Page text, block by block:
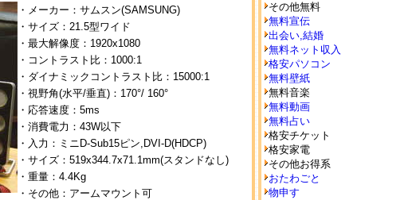
・メーカー：サムスン(SAMSUNG)
・サイズ：21.5型ワイド
・最大解像度：1920x1080
・コントラスト比：1000:1
・ダイナミックコントラスト比：15000:1
・視野角(水平/垂直)：170°/ 160°
・応答速度：5ms
・消費電力：43W以下
・入力：ミニD-Sub15ピン,DVI-D(HDCP)
・サイズ：519x344.7x71.1mm(スタンドなし)
・重量：4.4Kg
・その他：アームマウント可
その他無料
無料宣伝
出会い,結婚
無料ネット収入
格安パソコン
無料壁紙
無料音楽
無料動画
無料占い
格安チケット
格安家電
その他お得系
おたわごと
物申す